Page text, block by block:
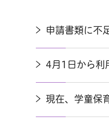
申請書類に不
4月1日から利
現在、学童保